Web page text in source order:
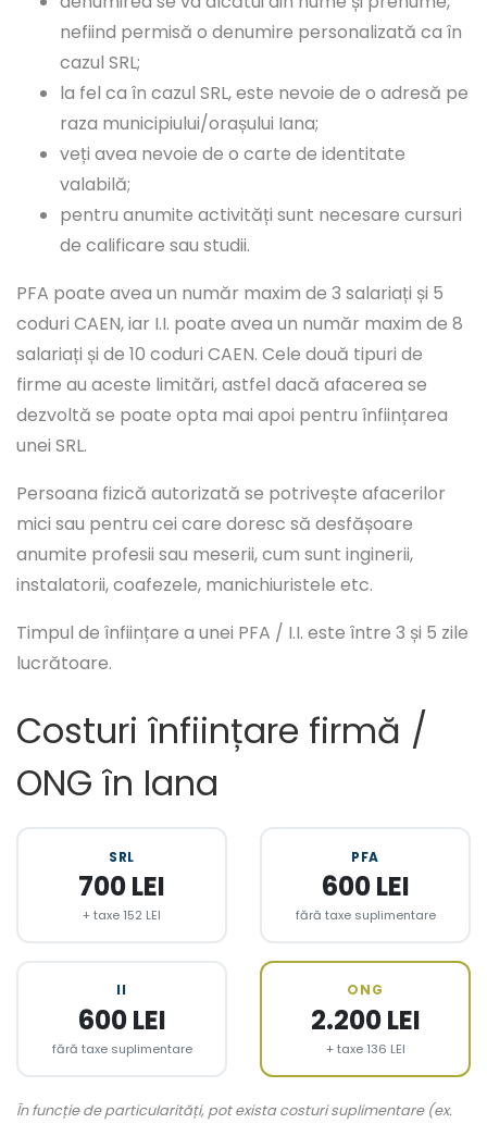
nefiind permisă o denumire personalizată ca în
cazul SRL;
la fel ca în cazul SRL, este nevoie de o adresă pe
raza municipiului/orașului Iana;
veți avea nevoie de o carte de identitate
valabilă;
pentru anumite activități sunt necesare cursuri
de calificare sau studii.
PFA poate avea un număr maxim de 3 salariați și 5
coduri CAEN, iar I.I. poate avea un număr maxim de 8
salariați și de 10 coduri CAEN. Cele două tipuri de
firme au aceste limitări, astfel dacă afacerea se
dezvoltă se poate opta mai apoi pentru înființarea
unei SRL.
Persoana fizică autorizată se potrivește afacerilor
mici sau pentru cei care doresc să desfășoare
anumite profesii sau meserii, cum sunt inginerii,
instalatorii, coafezele, manichiuristele etc.
Timpul de înființare a unei PFA / I.I. este între 3 și 5 zile
lucrătoare.
Costuri înființare firmă /
ONG în Iana
SRL
700 LEI
+ taxe 152 LEI
PFA
600 LEI
fără taxe suplimentare
II
600 LEI
fără taxe suplimentare
ONG
2.200 LEI
+ taxe 136 LEI
În funcție de particularități, pot exista costuri suplimentare (ex.